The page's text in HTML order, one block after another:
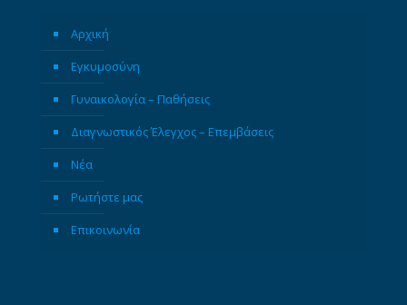
Αρχική
Εγκυμοσύνη
Γυναικολογία – Παθήσεις
Διαγνωστικός Έλεγχος – Επεμβάσεις
Νέα
Ρωτήστε μας
Επικοινωνία